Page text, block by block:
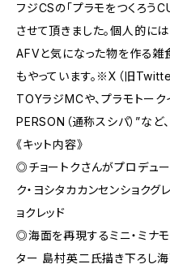
フジCSの「プラモをつくろ
させて頂きました。個人的には
AFVと気になった物を作る雑
もやっています。※X（旧
TOYラジMCや、プラモトー
PERSON（通称スシパ）”など
《キット内容》
◎チョートクさんがプロデュ
ク・ヨシタカカンセンショクグ
ョクレッド
◎海面を再現するミニ・ミナモ
ター 島村英二氏描き下ろし海